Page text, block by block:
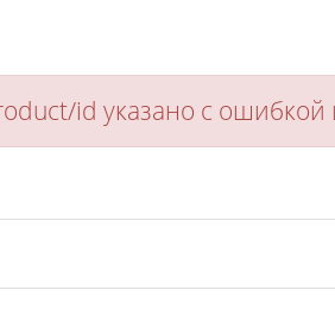
id указано с